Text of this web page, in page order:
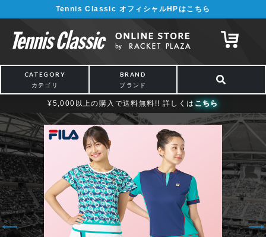
Tennis Classic オフィシャルHPはこちら
CATEGORY
カテゴリ
BRAND
ブランド
¥5,000以上の購入で送料無料!! 詳しくは こちら